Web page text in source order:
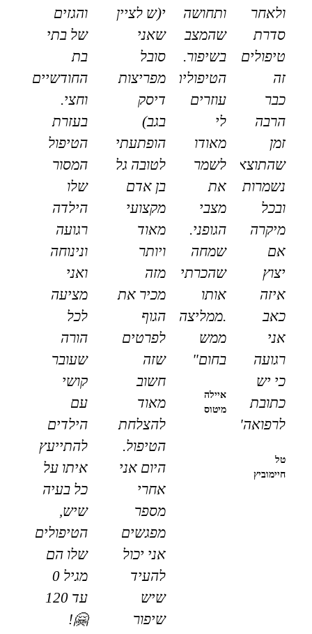
ולאחר
סדרת
טיפולים
זה
כבר
הרבה
זמן
שהתוצאות
נשמרות
ובכל
מיקרה
אם
יצוץ
איזה
כאב
אני
רגועה
כי יש
כתובת
לרפואה"
טל
חיימוביץ
ותחושה
שהמצב
בשיפור.
הטיפולים
עוזרים
לי
מאודו
לשמר
את
מצבי
הגופני.
שמחה
שהכרתי
אותו
.ממליצה
ממש
בחום"
איילה
מיטוס
י(ש לציין
שאני
סובל
מפריצות
דיסק
בגב)
הופתעתי
לטובה גל
בן אדם
מקצועי
מאוד
ויותר
מזה
מכיר את
הגוף
לפרטים
שזה
חשוב
מאוד
להצלחת
הטיפול.
היום אני
אחרי
מספר
מפגשים
אני יכול
להעיד
שיש
שיפור
והגזים
של בתי
בת
החודשיים
וחצי.
בעזרת
הטיפול
המסור
שלו
הילדה
רגועה
ונינוחה
ואני
מציעה
לכל
הורה
שעובר
קושי
עם
הילדים
להתייעץ
איתו על
כל בעיה
שיש,
הטיפולים
שלו הם
מגיל 0
עד 120
🤗!